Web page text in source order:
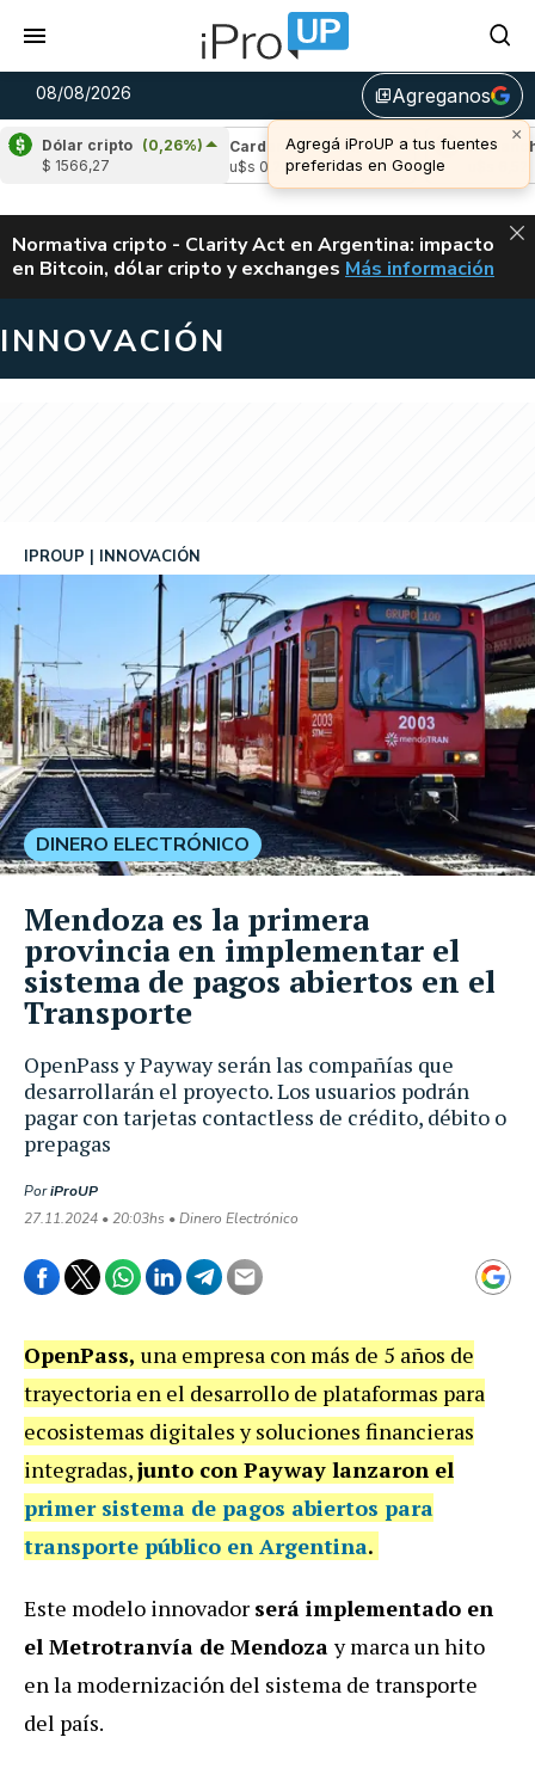
08/08/2026 library_addAgreganos
×
Agregá iProUP a tus fuentes
preferidas en Google
Dólar cripto (0,26%)
$ 1566,27
(0,82%)
Cardano
(0,18%)
u$s 0,20
Avalanche
u$s 6,52
ALERTA
Normativa cripto - Clarity Act en Argentina: impacto
en Bitcoin, dólar cripto y exchanges CLARITY ACT EN
Más información
INNOVACIÓN
OpenPass y Payway serán las compañías que
desarrollarán el proyecto. Los usuarios podrán
pagar con tarjetas contactless de crédito, débito o
prepagas
IPROUP INNOVACIÓN
PoriProUP
27.11.2024 • 20:03hs • Dinero Electrónico
DINERO ELECTRÓNICO
Mendoza es la primera
provincia en implementar el
sistema de pagos abiertos en el
Transporte
OpenPass, una empresa con más de 5 años de
trayectoria en el desarrollo de plataformas para
ecosistemas digitales y soluciones financieras
integradas,junto con Payway lanzaron el
primer sistema de pagos abiertos para
transporte público en Argentina.
Este modelo innovador será implementado en
el Metrotranvía de Mendozay marca un hito
en la modernización del sistema de transporte
del país.